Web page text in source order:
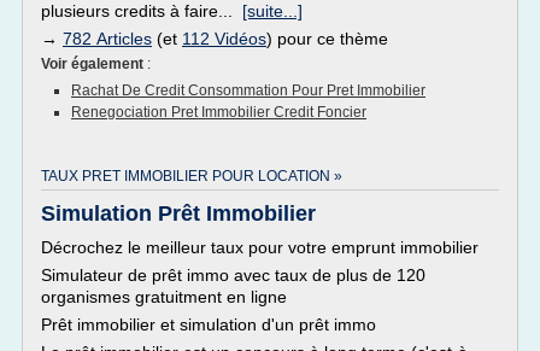
plusieurs credits à faire... [suite...]
→ 782 Articles (et 112 Vidéos) pour ce thème
Voir également :
Rachat De Credit Consommation Pour Pret Immobilier
Renegociation Pret Immobilier Credit Foncier
TAUX PRET IMMOBILIER POUR LOCATION »
Simulation Prêt Immobilier
Décrochez le meilleur taux pour votre emprunt immobilier
Simulateur de prêt immo avec taux de plus de 120
organismes gratuitment en ligne
Prêt immobilier et simulation d'un prêt immo